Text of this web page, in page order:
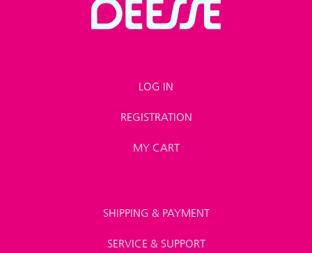
LOG IN
REGISTRATION
MY CART
SHIPPING & PAYMENT
SERVICE & SUPPORT